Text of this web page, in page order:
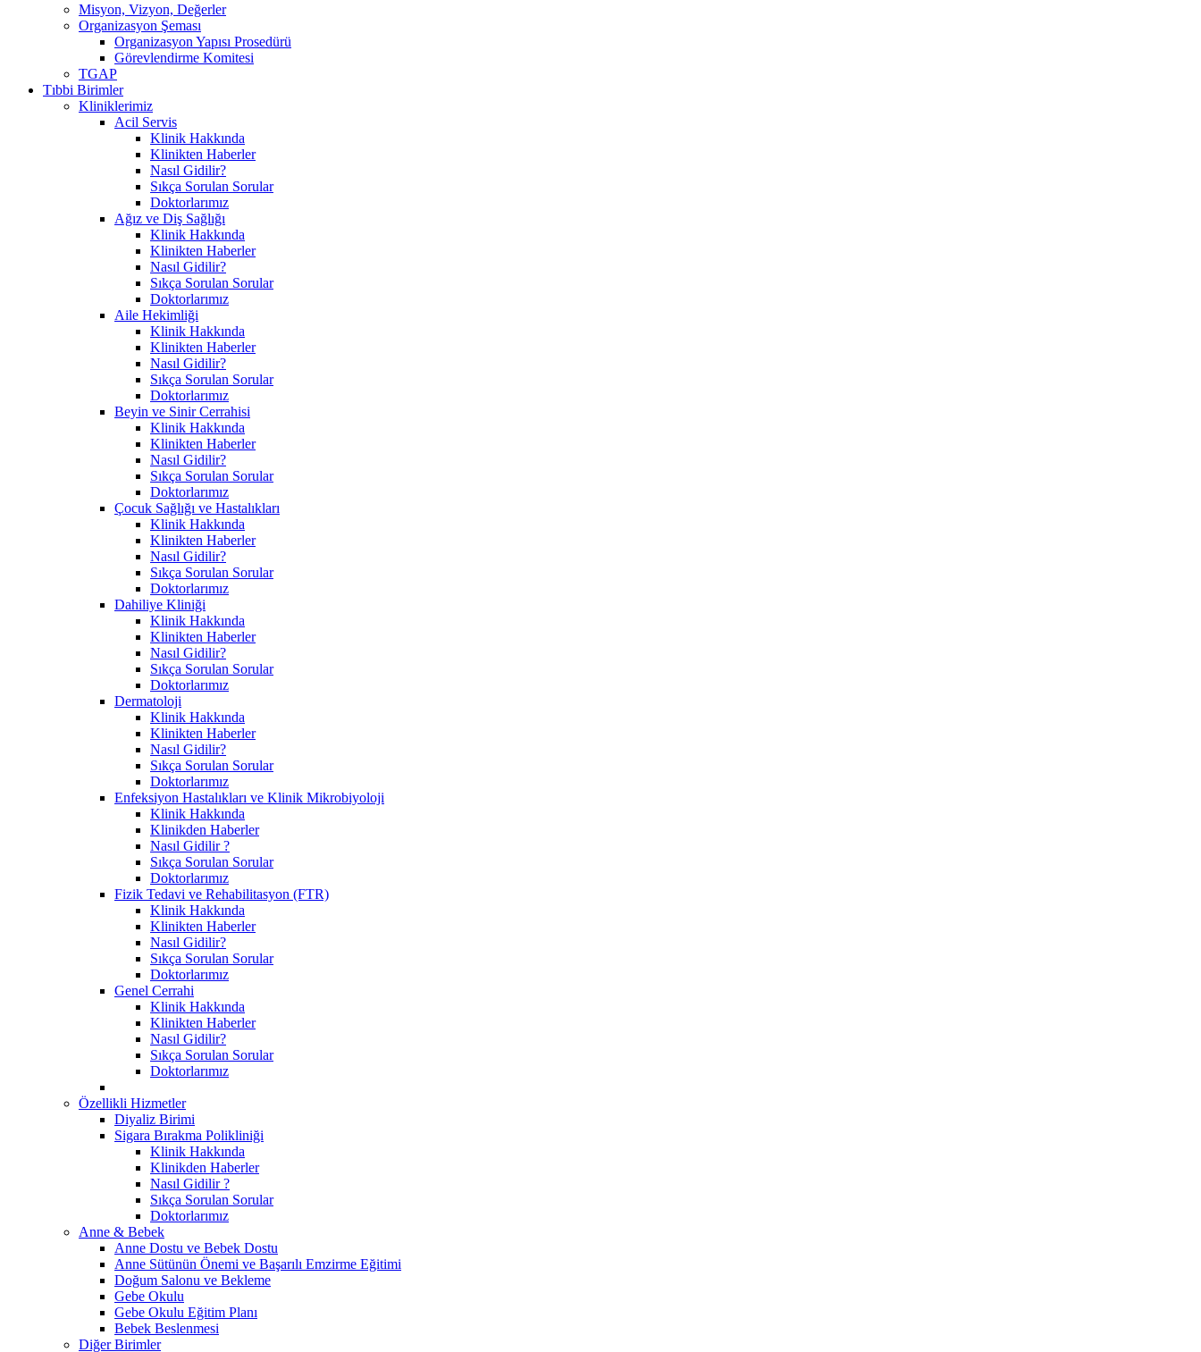
Misyon, Vizyon, Değerler
Organizasyon Şeması
Organizasyon Yapısı Prosedürü
Görevlendirme Komitesi
TGAP
Tıbbi Birimler
Kliniklerimiz
Acil Servis
Klinik Hakkında
Klinikten Haberler
Nasıl Gidilir?
Sıkça Sorulan Sorular
Doktorlarımız
Ağız ve Diş Sağlığı
Klinik Hakkında
Klinikten Haberler
Nasıl Gidilir?
Sıkça Sorulan Sorular
Doktorlarımız
Aile Hekimliği
Klinik Hakkında
Klinikten Haberler
Nasıl Gidilir?
Sıkça Sorulan Sorular
Doktorlarımız
Beyin ve Sinir Cerrahisi
Klinik Hakkında
Klinikten Haberler
Nasıl Gidilir?
Sıkça Sorulan Sorular
Doktorlarımız
Çocuk Sağlığı ve Hastalıkları
Klinik Hakkında
Klinikten Haberler
Nasıl Gidilir?
Sıkça Sorulan Sorular
Doktorlarımız
Dahiliye Kliniği
Klinik Hakkında
Klinikten Haberler
Nasıl Gidilir?
Sıkça Sorulan Sorular
Doktorlarımız
Dermatoloji
Klinik Hakkında
Klinikten Haberler
Nasıl Gidilir?
Sıkça Sorulan Sorular
Doktorlarımız
Enfeksiyon Hastalıkları ve Klinik Mikrobiyoloji
Klinik Hakkında
Klinikden Haberler
Nasıl Gidilir ?
Sıkça Sorulan Sorular
Doktorlarımız
Fizik Tedavi ve Rehabilitasyon (FTR)
Klinik Hakkında
Klinikten Haberler
Nasıl Gidilir?
Sıkça Sorulan Sorular
Doktorlarımız
Genel Cerrahi
Klinik Hakkında
Klinikten Haberler
Nasıl Gidilir?
Sıkça Sorulan Sorular
Doktorlarımız
Özellikli Hizmetler
Diyaliz Birimi
Sigara Bırakma Polikliniği
Klinik Hakkında
Klinikden Haberler
Nasıl Gidilir ?
Sıkça Sorulan Sorular
Doktorlarımız
Anne & Bebek
Anne Dostu ve Bebek Dostu
Anne Sütünün Önemi ve Başarılı Emzirme Eğitimi
Doğum Salonu ve Bekleme
Gebe Okulu
Gebe Okulu Eğitim Planı
Bebek Beslenmesi
Diğer Birimler